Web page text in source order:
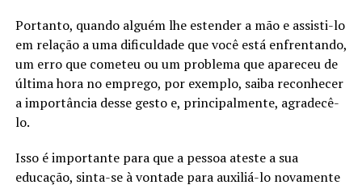
Portanto, quando alguém lhe estender a mão e assisti-lo
em relação a uma dificuldade que você está enfrentando,
um erro que cometeu ou um problema que apareceu de
última hora no emprego, por exemplo, saiba reconhecer
a importância desse gesto e, principalmente, agradecê-
lo.
Isso é importante para que a pessoa ateste a sua
educação, sinta-se à vontade para auxiliá-lo novamente